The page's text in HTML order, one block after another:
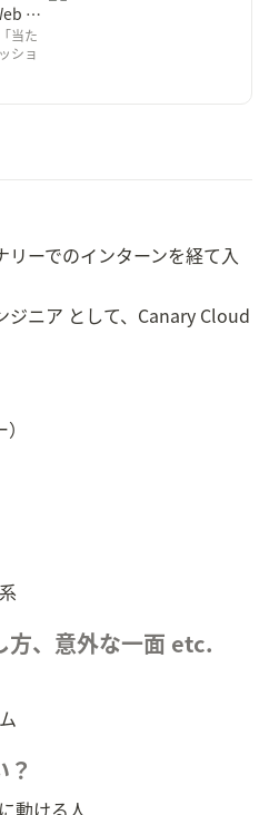
2024年｜CANARY Web の技術スタック
当た
ショ
クカ
現在
してい
ーでのインターンを経て入
ジニア として、Canary Cloud
方、意外な一面 etc.
動ける人